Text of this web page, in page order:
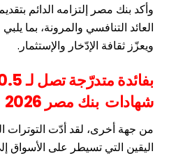
وأكد بنك مصر إلتزامه الدائم
العائد التنافسي والمرونة، بما
ويعزّز ثقافة الإدّخار والإستثمار.
شهادات بنك مصر 2026
من جهة أخرى، لقد أدّت التوترات
اليقين التي تسيطر على الأسواق